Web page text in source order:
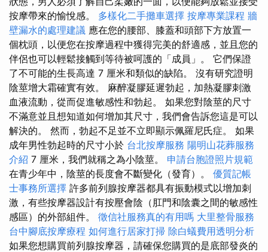
按摩帶來的愉悅感。 多樣化二手攤車選擇 按摩專業課程 牆
壁漏水的處理建議 應在您的腰部、膝蓋和頭部下方放置一
個枕頭，以便您在按摩過程中獲得完美的舒適感，並且您的
伴侶也可以輕鬆接觸到等待被呵護的「成員」。 它們保證
了不可能的生長高達 7 厘米和類似的缺陷。 沒有研究證明
陰莖增大霜確實有效。 麻醉凝膠延遲勃起，加熱凝膠刺激
血液流動，從而促進敏感性和勃起。 如果您對陰莖的尺寸
不滿意並且想知道如何增加其尺寸，我們會告訴您這是可以
解決的。 然而，勃起不足並不立即顯示佩羅尼氏症。 如果
成年男性勃起時的尺寸小於 台北按摩服務 陽明山花葬服務
介紹 7 厘米，我們就稱之為小陰莖。 申請台胞證照片規範
在青少年中，陰莖的長度會不斷變化（發育）。 優質記帳
士事務所選擇 許多前列腺按摩器都具有振動模式以增加刺
激，有些按摩器設計有按壓會陰（肛門和陰囊之間的敏感性
感區）的外部組件。 徵信社服務真的有用嗎 大里整骨服務
台中腳底按摩療程 如何進行居家打掃 除白蟻費用透明分析
如果您想購買前列腺按摩器，請確保您購買的是底部發炎的